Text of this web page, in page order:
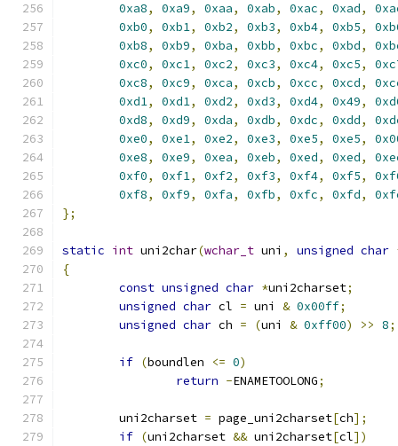
0xa8, 0xa9, 0xaa, 0xab, 0xac, 0xad,
0xb0, 0xb1, 0xb2, 0xb3, 0xb4, 0xb5,
0xb8, 0xb9, 0xba, 0xbb, 0xbc, 0xbd,
0xc0, 0xc1, 0xc2, 0xc3, 0xc4, 0xc5,
0xc8, 0xc9, 0xca, 0xcb, 0xcc, 0xcd,
0xd1, 0xd1, 0xd2, 0xd3, 0xd4, 0x49,
0xd8, 0xd9, 0xda, 0xdb, 0xdc, 0xdd,
0xe0, 0xe1, 0xe2, 0xe3, 0xe5, 0xe5,
0xe8, 0xe9, 0xea, 0xeb, 0xed, 0xed,
0xf0, 0xf1, 0xf2, 0xf3, 0xf4, 0xf5,
0xf8, 0xf9, 0xfa, 0xfb, 0xfc, 0xfd,
};
static int uni2char(wchar_t uni , unsigned char
{
const unsigned char *uni2charset;
unsigned char cl = uni & 0x00ff;
unsigned char ch = (uni & 0xff00) >> 8;
if (boundlen <= 0)
return -ENAMETOOLONG;
	uni2charset
= page_uni2charset[ch];
if (uni2charset && uni2charset[cl])